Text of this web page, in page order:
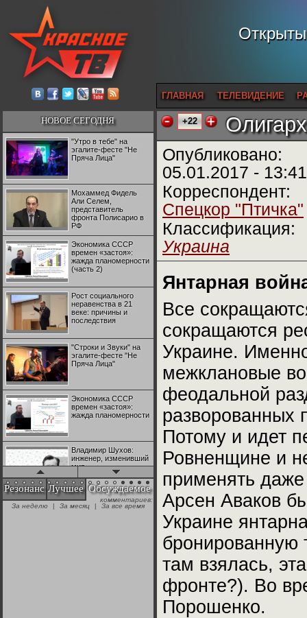
ГЛАВНАЯ ТЕЛЕВИДЕНИЕ
НОВОЕ СЕГОДНЯ
"Утро в тебе" на
эгалите-фесте "Не
Пряча Лица"
Мохаммед Фидель
Али Селем,
представитель
фронта Полисарио в
РФ
Экономика СССР
времен «застоя»:
жажда планомерности
(часть 2)
Рост социального
неравенства в 21
веке: причины и
последствия
"Строки и Звуки" на
эгалите-фесте "Не
Пряча Лица"
Экономика СССР
времен «застоя»:
жажда планомерности
Владимир Шухов:
инженер, изменивший
мир
"Аркадий Коц" на
эгалите-фесте "Не
Резонанс Лучшее Обсуждаемое
комментариев:
За неделю
| За месяц | За все время
+22
Опубликовано:
05.01.2017 - 13:41
Корреспондент:
Спецкор "Птичка"
Классификация:
Украина
Янтарная
Все
сокращаются
Украине.
межклановые
феодальной
разворованных
Потому и идет
Ровненщине и
применять
Арсен Аваков
Украине
бронированную
там взялась,
фронте?). Во
Порошенко.